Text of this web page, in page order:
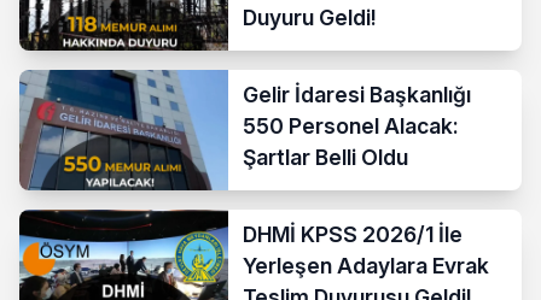
Duyuru Geldi!
Gelir İdaresi Başkanlığı
550 Personel Alacak:
Şartlar Belli Oldu
DHMİ KPSS 2026/1 İle
Yerleşen Adaylara Evrak